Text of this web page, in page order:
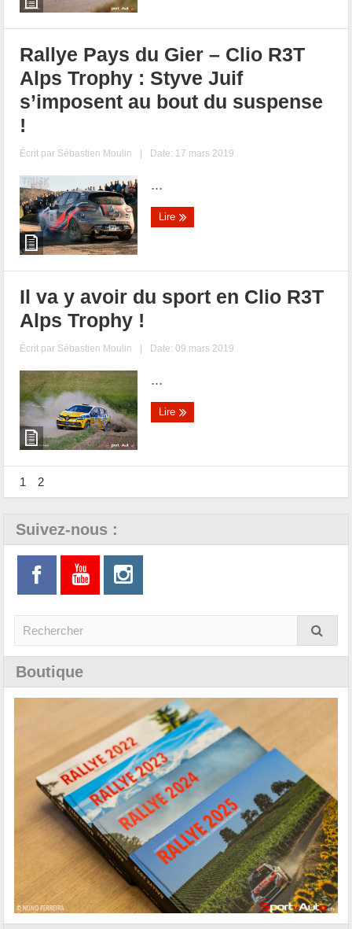
Rallye Pays du Gier – Clio R3T
Alps Trophy : Styve Juif
s’imposent au bout du suspense
!
Écrit par Sébastien Moulin | Date: 17 mars 2019
...
Lire
Il va y avoir du sport en Clio R3T
Alps Trophy !
Écrit par Sébastien Moulin | Date: 09 mars 2019
...
Lire
1 2
Suivez-nous :
Boutique